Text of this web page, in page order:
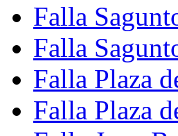
Falla
Falla
Falla Plaza
Falla Plaza